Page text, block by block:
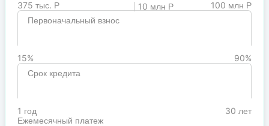
375 тыс. Р 10 млн Р
100 млн Р
Первоначальный взнос
15%
90%
Срок кредита
1 год
30 лет
Ежемесячный платеж